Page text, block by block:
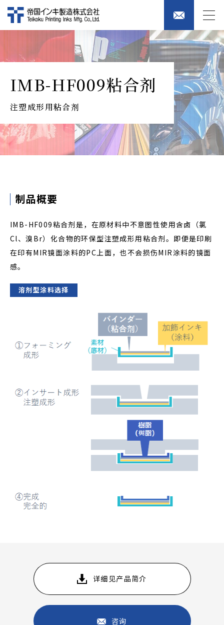
IMB-HF009粘合剂
注塑成形用粘合剂
制品概要
IMB-HF009粘合剂是，在原材料中不意图性使用含卤（氯
Cl、溴Br）化合物的环保型注塑成形用粘合剂。即便是印刷
在印有MIR镜面涂料的PC上面，也不会损伤MIR涂料的镜面
感。
溶剂型涂料选择
详细见产品简介
咨询